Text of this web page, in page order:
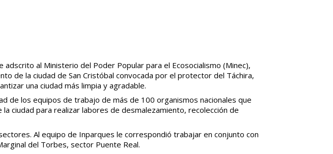
al Ministerio del Poder Popular para el Ecosocialismo (Minec),
de la ciudad de San Cristóbal convocada por el protector del Táchira,
una ciudad más limpia y agradable.
de los equipos de trabajo de más de 100 organismos nacionales que
ciudad para realizar labores de desmalezamiento, recolección de
Al equipo de Inparques le correspondió trabajar en conjunto con
del Torbes, sector Puente Real.